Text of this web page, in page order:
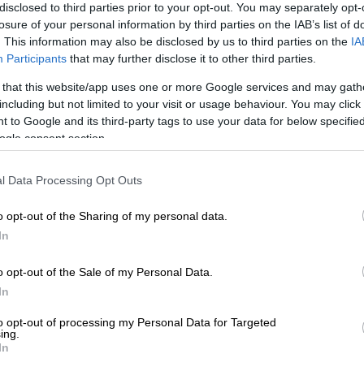
to third parties prior to your opt-out. You may separately
of your personal information by third parties on the IAB’s list of
This information may also be disclosed by us to third parties on the
Participants that may further disclose it to other third parties.
that this website/app uses one or more Google services and may
but not limited to your visit or usage behaviour. You may
to Google and its third-party tags to use your data for below
consent section.
Data Processing Opt Outs
opt-out of the Sharing of my personal data.
opt-out of the Sale of my Personal Data.
opt-out of processing my Personal Data for Targeted
τη γηπεδούχο να είναι μία εκ των
Champions League και τη
στην ιστορία της να αποκλείσει
βράδυ (21:30) να φύγει είτε με μια νίκη
του2-2 της Τούμπας την
οφ του Champions League.
«βλέπουν»Άγιαξκαι κανείς -ούτε
να τις «κακίσει». Ωστόσο, αυτό
ανατροπή των δεδομένων. Μιλάμε,
ο ένας τον άλλον στον δρόμο του.